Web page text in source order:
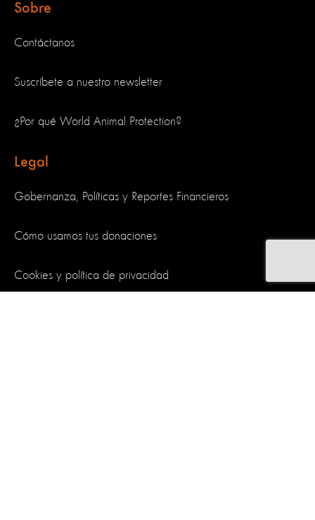
Sobre
Contáctanos
Suscríbete a nuestro newsletter
¿Por qué World Animal Protection?
Legal
Gobernanza, Políticas y Reportes Financieros
Cómo usamos tus donaciones
Cookies y política de privacidad